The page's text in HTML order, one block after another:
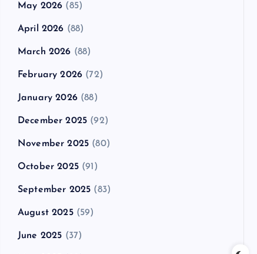
May 2026 (85)
April 2026 (88)
March 2026 (88)
February 2026 (72)
January 2026(88)
December 2025 (92)
November 2025 (80)
October 2025(91)
September 2025 (83)
August 2025(59)
June 2025 (37)